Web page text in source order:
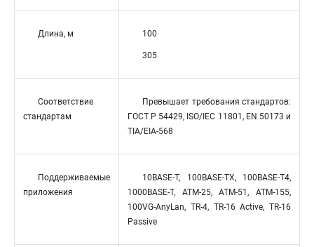
Длина, м 100
305
Соответствие
стандартам
Превышает требования стандартов:
ГОСТ Р 54429, ISO/IEC 11801, EN 50173 и
TIA/EIA-568
Поддерживаемые
приложения
10BASE-T, 100BASE-TX, 100BASE-T4,
1000BASE-T, ATM-25, ATM-51, ATM-155,
100VG-AnyLan, TR-4, TR-16 Active, TR-16
Passive